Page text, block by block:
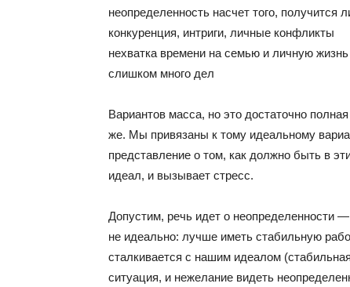
неопределенность насчет того, получится
конкуренция, интриги, личные конфликты
нехватка времени на семью и личную жизнь
слишком много дел
Вариантов масса, но это достаточно
же. Мы привязаны к тому идеальному
представление о том, как должно быть в
идеал, и вызывает стресс.
Допустим, речь идет о неопределенности
не идеально: лучше иметь стабильную
сталкивается с нашим идеалом
ситуация, и нежелание видеть